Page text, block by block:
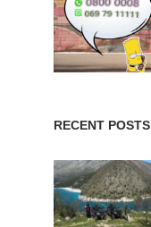
RECENT POSTS